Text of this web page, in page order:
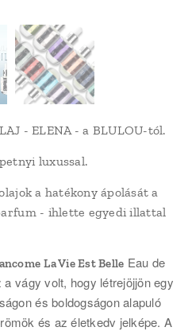
- ELENA - a BLULOU-tól.
luxussal.
a hatékony ápolását a
- ihlette egyedi illattal
La Vie Est Belle Eau de
vágy volt, hogy létrejöjjön egy
és boldogságon alapuló
és az életkedv jelképe. A